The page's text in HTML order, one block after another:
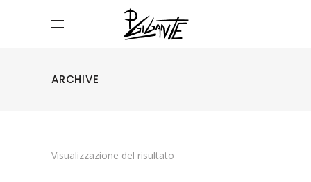
ARCHIVE
Visualizzazione del risultato